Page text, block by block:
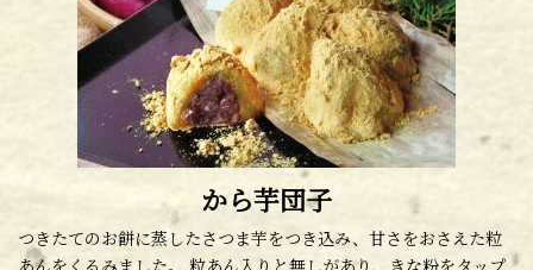
から芋団子
つきたてのお餅に蒸したさつま芋をつき込み、甘さをおさえた粒
あんをくるみました。 粒あん入りと無しがあり、きな粉をタップ